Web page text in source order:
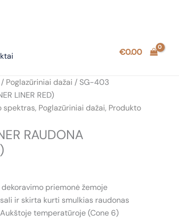
€0.00
/ Poglazūriniai dažai / SG-403
LINER RED)
spektras, Poglazūriniai dažai, Produkto
RAUDONA
priemonė žemoje
ir skirta kurti smulkias raudonas
temperatūroje (Cone 6)